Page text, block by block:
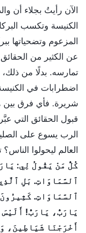
الآن رأيتُ بجلاء أن
الكنيسة وتكسب
المزعوم وتضحياتها
عن الكثير من
تمارسه. بدلًا من
اضطرابات في
شريرة. فأي فرق بين
قبول الحقائق التي
الرب يسوع على
العالم ليحولوا
كُلُّ مَنْ يَقُولُ لِي:
ٱلسَّمَاوَاتِ. بَلِ
ٱلسَّمَاوَاتِ.
يَارَبُّ، يَارَبُّ!
أَخْرَجْنَا شَيَاطِينَ،